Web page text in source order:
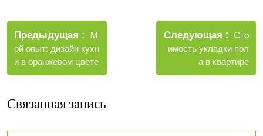
Навигация
по
записям
Предыдущая
Старые
записи
М
ой опыт: дизайн кухн
и в оранжевом цвете
Следующая
Новые
записи
Сто
имость укладки пол
а в квартире
Связанная запись